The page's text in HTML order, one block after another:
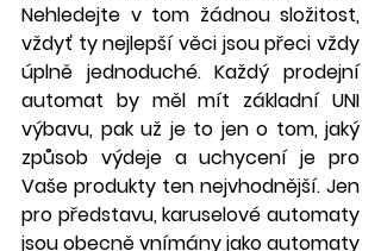
Nehledejte v tom žádnou složitost,
vždyť ty nejlepší věci jsou přeci vždy
úplně jednoduché. Každý prodejní
automat by měl mít základní UNI
výbavu, pak už je to jen o tom, jaký
způsob výdeje a uchycení je pro
Vaše produkty ten nejvhodnější. Jen
pro představu, karuselové automaty
jsou obecně vnímány jako automaty